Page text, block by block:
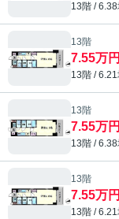
13階 /
13階
7.55万円
13階 /
13階
7.55万円
13階 /
13階
7.55万円
13階 /